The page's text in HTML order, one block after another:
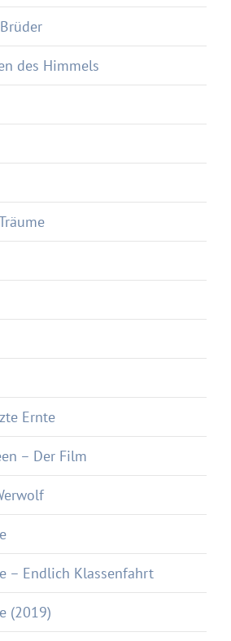
des Himmels
Ernte
– Der Film
– Endlich Klassenfahrt
(2019)